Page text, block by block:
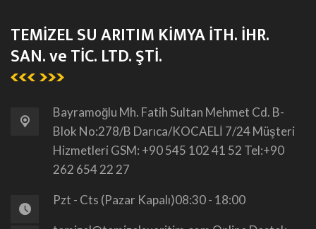
TEMİZEL SU ARITIM KİMYA İTH. İHR.
SAN. ve TİC. LTD. ŞTİ.
Bayramoğlu Mh. Fatih Sultan Mehmet Cd. B-
Blok No:278/B Darıca/KOCAELİ 7/24 Müşteri
Hizmetleri GSM: +90 545 102 41 52 Tel:+90
262 654 22 27
Pzt - Cts (Pazar Kapalı)08:30 - 18:00